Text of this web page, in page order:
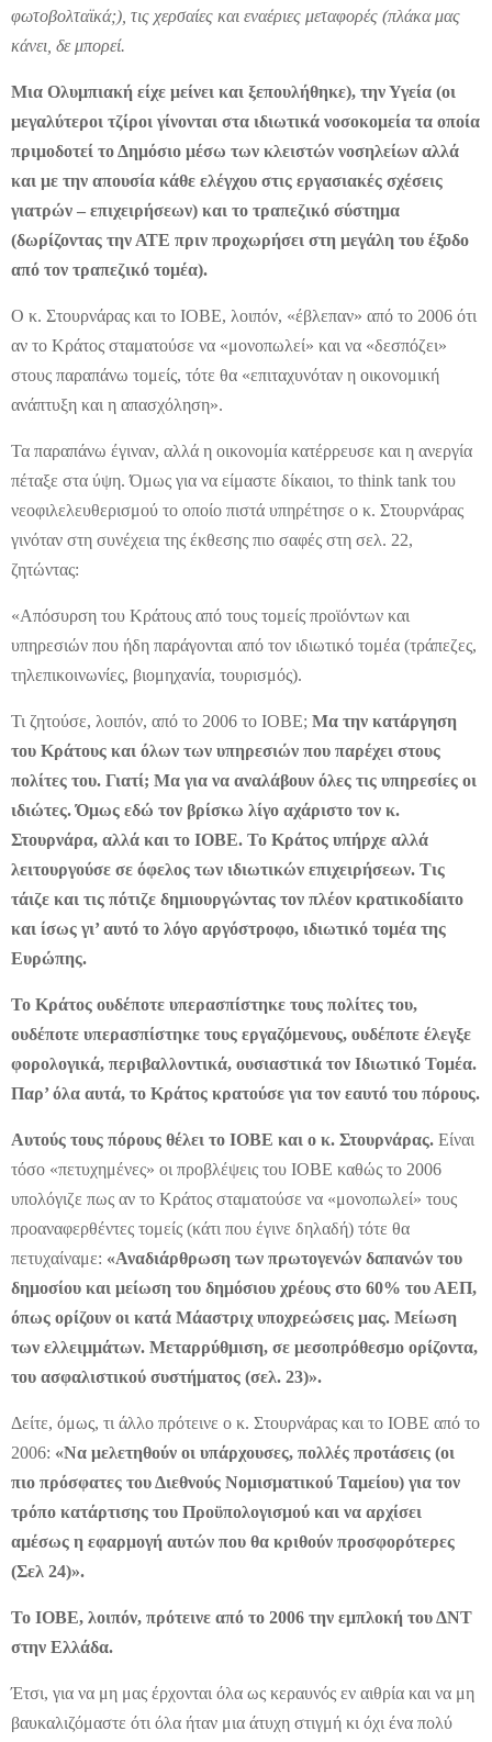
φωτοβολταϊκά;), τις χερσαίες και εναέριες μεταφορές (πλάκα μας
κάνει, δε μπορεί.
Μια Ολυμπιακή είχε μείνει και ξεπουλήθηκε), την Υγεία (οι
μεγαλύτεροι τζίροι γίνονται στα ιδιωτικά νοσοκομεία τα οποία
πριμοδοτεί το Δημόσιο μέσω των κλειστών νοσηλείων αλλά
και με την απουσία κάθε ελέγχου στις εργασιακές σχέσεις
γιατρών – επιχειρήσεων) και το τραπεζικό σύστημα
(δωρίζοντας την ΑΤΕ πριν προχωρήσει στη μεγάλη του έξοδο
από τον τραπεζικό τομέα).
Ο κ. Στουρνάρας και το ΙΟΒΕ, λοιπόν, «έβλεπαν» από το 2006 ότι
αν το Κράτος σταματούσε να «μονοπωλεί» και να «δεσπόζει»
στους παραπάνω τομείς, τότε θα «επιταχυνόταν η οικονομική
ανάπτυξη και η απασχόληση».
Τα παραπάνω έγιναν, αλλά η οικονομία κατέρρευσε και η ανεργία
πέταξε στα ύψη. Όμως για να είμαστε δίκαιοι, το think tank του
νεοφιλελευθερισμού το οποίο πιστά υπηρέτησε ο κ. Στουρνάρας
γινόταν στη συνέχεια της έκθεσης πιο σαφές στη σελ. 22,
ζητώντας:
«Απόσυρση του Κράτους από τους τομείς προϊόντων και
υπηρεσιών που ήδη παράγονται από τον ιδιωτικό τομέα (τράπεζες,
τηλεπικοινωνίες, βιομηχανία, τουρισμός).
Τι ζητούσε, λοιπόν, από το 2006 το ΙΟΒΕ; Μα την κατάργηση
του Κράτους και όλων των υπηρεσιών που παρέχει στους
πολίτες του. Γιατί; Μα για να αναλάβουν όλες τις υπηρεσίες οι
ιδιώτες. Όμως εδώ τον βρίσκω λίγο αχάριστο τον κ.
Στουρνάρα, αλλά και το ΙΟΒΕ. Το Κράτος υπήρχε αλλά
λειτουργούσε σε όφελος των ιδιωτικών επιχειρήσεων. Τις
τάιζε και τις πότιζε δημιουργώντας τον πλέον κρατικοδίαιτο
και ίσως γι’ αυτό το λόγο αργόστροφο, ιδιωτικό τομέα της
Ευρώπης.
Το Κράτος ουδέποτε υπερασπίστηκε τους πολίτες του,
ουδέποτε υπερασπίστηκε τους εργαζόμενους, ουδέποτε έλεγξε
φορολογικά, περιβαλλοντικά, ουσιαστικά τον Ιδιωτικό Τομέα.
Παρ’ όλα αυτά, το Κράτος κρατούσε για τον εαυτό του πόρους.
Αυτούς τους πόρους θέλει το ΙΟΒΕ και ο κ. Στουρνάρας. Είναι
τόσο «πετυχημένες» οι προβλέψεις του ΙΟΒΕ καθώς το 2006
υπολόγιζε πως αν το Κράτος σταματούσε να «μονοπωλεί» τους
προαναφερθέντες τομείς (κάτι που έγινε δηλαδή) τότε θα
πετυχαίναμε: «Αναδιάρθρωση των πρωτογενών δαπανών του
δημοσίου και μείωση του δημόσιου χρέους στο 60% του ΑΕΠ,
όπως ορίζουν οι κατά Μάαστριχ υποχρεώσεις μας. Μείωση
των ελλειμμάτων. Μεταρρύθμιση, σε μεσοπρόθεσμο ορίζοντα,
του ασφαλιστικού συστήματος (σελ. 23)».
Δείτε, όμως, τι άλλο πρότεινε ο κ. Στουρνάρας και το ΙΟΒΕ από το
2006: «Να μελετηθούν οι υπάρχουσες, πολλές προτάσεις (οι
πιο πρόσφατες του Διεθνούς Νομισματικού Ταμείου) για τον
τρόπο κατάρτισης του Προϋπολογισμού και να αρχίσει
αμέσως η εφαρμογή αυτών που θα κριθούν προσφορότερες
(Σελ 24)».
Το ΙΟΒΕ, λοιπόν, πρότεινε από το 2006 την εμπλοκή του ΔΝΤ
στην Ελλάδα.
Έτσι, για να μη μας έρχονται όλα ως κεραυνός εν αιθρία και να μη
βαυκαλιζόμαστε ότι όλα ήταν μια άτυχη στιγμή κι όχι ένα πολύ